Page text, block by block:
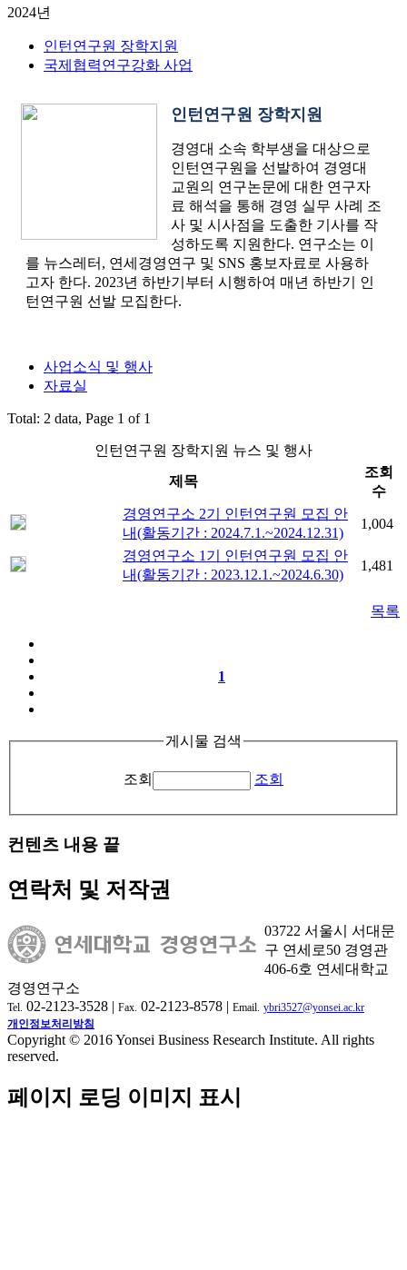
2024년
인턴연구원 장학지원
국제협력연구강화 사업
인턴연구원 장학지원
경영대 소속 학부생을 대상으로
인턴연구원을 선발하여 경영대
교원의 연구논문에 대한 연구자
료 해석을 통해 경영 실무 사례 조
사 및 시사점을 도출한 기사를 작
성하도록 지원한다. 연구소는 이
를 뉴스레터, 연세경영연구 및 SNS 홍보자료로 사용하
고자 한다. 2023년 하반기부터 시행하여 매년 하반기 인
턴연구원 선발 모집한다.
사업소식 및 행사
자료실
Total: 2 data, Page 1 of 1
인턴연구원 장학지원 뉴스 및 행사
제목
조회
수
경영연구소 2기 인턴연구원 모집 안
내(활동기간 : 2024.7.1.~2024.12.31)
1,004
경영연구소 1기 인턴연구원 모집 안
내(활동기간 : 2023.12.1.~2024.6.30)
1,481
목록
1
게시물 검색
조회 조회
컨텐츠 내용 끝
연락처 및 저작권
03722 서울시 서대문
구 연세로50 경영관
406-6호 연세대학교
경영연구소
Tel. 02-2123-3528 | Fax. 02-2123-8578 | Email. ybri3527@yonsei.ac.kr
개인정보처리방침
Copyright © 2016 Yonsei Business Research Institute. All rights
reserved.
페이지 로딩 이미지 표시